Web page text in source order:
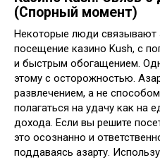
(Спорный момент)
Некоторые люди связывают
посещение казино Kush, с
и быстрым обогащением.
этому с осторожностью.
развлечением, а не
полагаться на удачу как на
дохода. Если вы решите
это осознанно и
поддаваясь азарту.